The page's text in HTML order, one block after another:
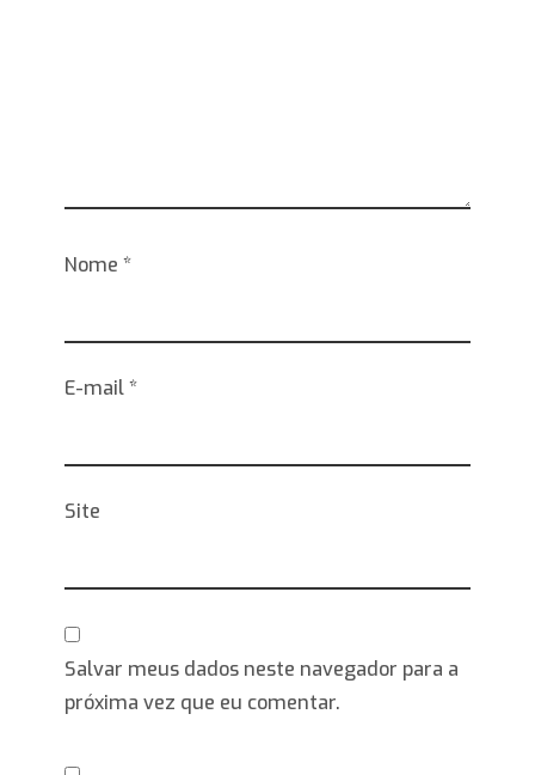
Nome *
E-mail*
Site
Salvar meus dados neste navegador para a
próxima vez que eu comentar.